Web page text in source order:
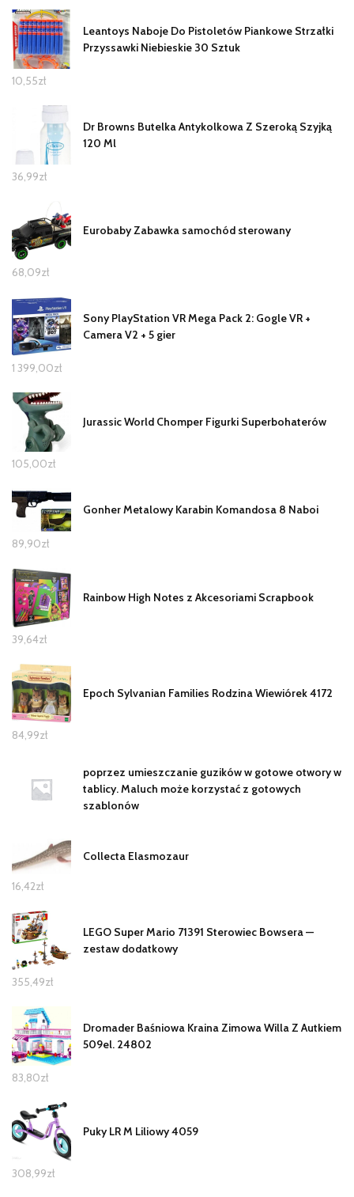
Leantoys Naboje Do Pistoletów Piankowe Strzałki
Przyssawki Niebieskie 30 Sztuk
10,55zł
Dr Browns Butelka Antykolkowa Z Szeroką Szyjką
120 Ml
36,99zł
Eurobaby Zabawka samochód sterowany
68,09zł
Sony PlayStation VR Mega Pack 2: Gogle VR +
Camera V2 + 5 gier
1 399,00zł
Jurassic World Chomper Figurki Superbohaterów
105,00zł
Gonher Metalowy Karabin Komandosa 8 Naboi
89,90zł
Rainbow High Notes z Akcesoriami Scrapbook
39,64zł
Epoch Sylvanian Families Rodzina Wiewiórek 4172
84,99zł
poprzez umieszczanie guzików w gotowe otwory w
tablicy. Maluch może korzystać z gotowych
szablonów
Collecta Elasmozaur
16,42zł
LEGO Super Mario 71391 Sterowiec Bowsera —
zestaw dodatkowy
355,49zł
Dromader Baśniowa Kraina Zimowa Willa Z Autkiem
509el. 24802
83,80zł
Puky LR M Liliowy 4059
308,99zł